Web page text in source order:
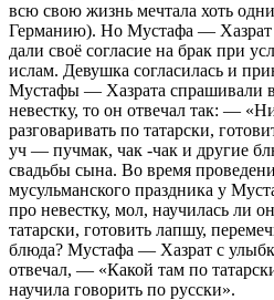
всю свою жизнь мечтала хоть
Германию). Но Мустафа — Хазрат
дали своё согласие на брак при
ислам. Девушка согласилась и
Мустафы — Хазрата спрашивали
невестку, то он отвечал так: —
разговаривать по татарски,
уч — пучмак, чак -чак и другие
свадьбы сына. Во время
мусульманского праздника у
про невестку, мол, научилась ли
татарски, готовить лапшу,
блюда? Мустафа — Хазрат с
отвечал, — «Какой там по
научила говорить по русски».